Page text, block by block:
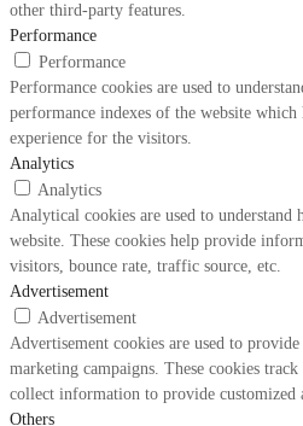
other third-party features.
Performance
Performance
Performance cookies are used to
performance indexes of the website
experience for the visitors.
Analytics
Analytics
Analytical cookies are used to
website. These cookies help provide
visitors, bounce rate, traffic source, etc.
Advertisement
Advertisement
Advertisement cookies are used to
marketing campaigns. These cookies
collect information to provide customized
Others